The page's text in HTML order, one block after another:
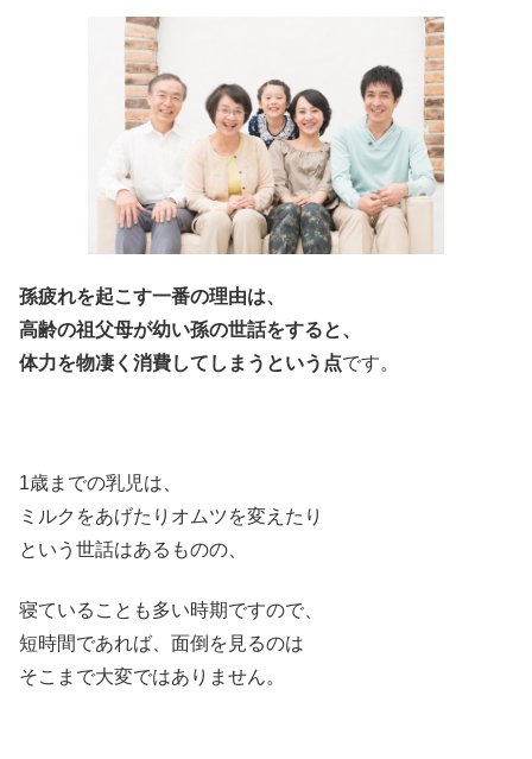
孫疲れを起こす一番の理由は、
高齢の祖父母が幼い孫の世話をすると、
体力を物凄く消費してしまうという点です。
1歳までの乳児は、
ミルクをあげたりオムツを変えたり
という世話はあるものの、
寝ていることも多い時期ですので、
短時間であれば、面倒を見るのは
そこまで大変ではありません。